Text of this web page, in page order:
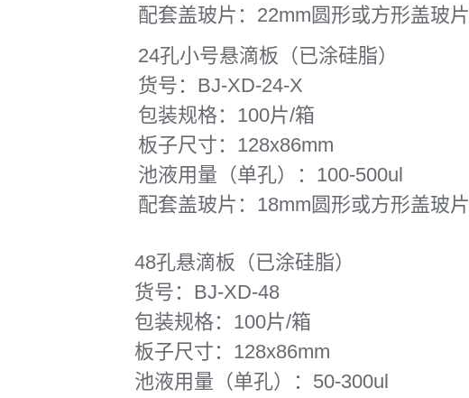
配套盖玻片：22mm圆形或方形盖玻片
24孔小号悬滴板（已涂硅脂）
货号：BJ-XD-24-X
包装规格：100片/箱
板子尺寸：128x86mm
池液用量（单孔）：100-500ul
配套盖玻片：18mm圆形或方形盖玻片
48孔悬滴板（已涂硅脂）
货号：BJ-XD-48
包装规格：100片/箱
板子尺寸：128x86mm
池液用量（单孔）：50-300ul